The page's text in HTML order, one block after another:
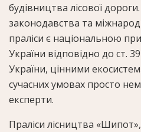
будівництва лісової
законодавства та
праліси є національною
України відповідно до ст.
України, цінними
сучасних умовах просто
експерти.
Праліси лісництва